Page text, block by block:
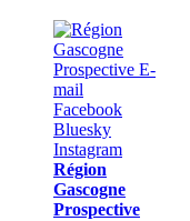
Région
Gascogne
Prospective